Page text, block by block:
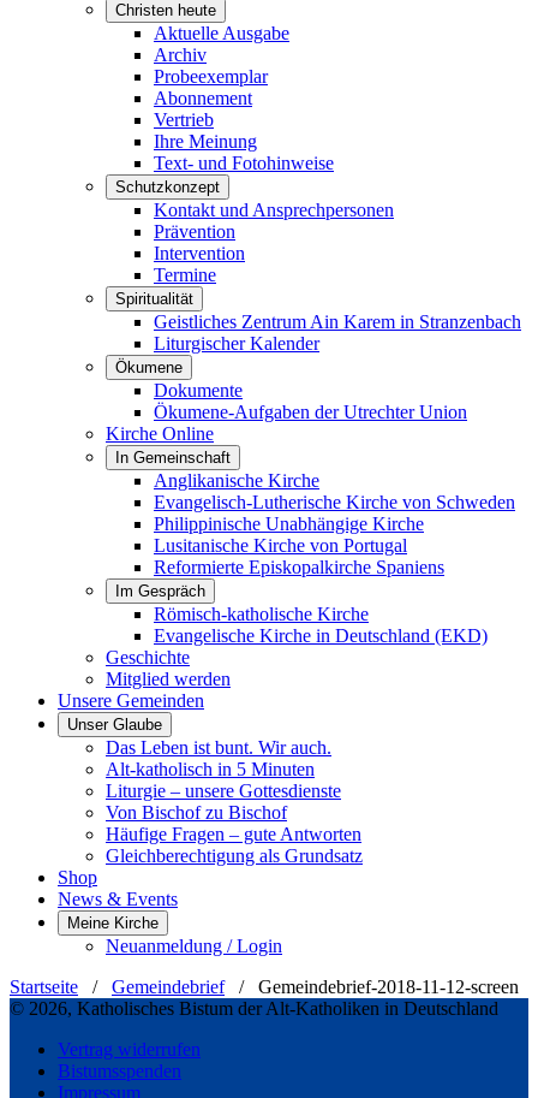
Christen heute
Aktuelle Ausgabe
Archiv
Probeexemplar
Abonnement
Vertrieb
Ihre Meinung
Text- und Fotohinweise
Schutzkonzept
Kontakt und Ansprechpersonen
Prävention
Intervention
Termine
Spiritualität
Geistliches Zentrum Ain Karem in Stranzenbach
Liturgischer Kalender
Ökumene
Dokumente
Ökumene-Aufgaben der Utrechter Union
Kirche Online
In Gemeinschaft
Anglikanische Kirche
Evangelisch-Lutherische Kirche von Schweden
Philippinische Unabhängige Kirche
Lusitanische Kirche von Portugal
Reformierte Episkopalkirche Spaniens
Im Gespräch
Römisch-katholische Kirche
Evangelische Kirche in Deutschland (EKD)
Geschichte
Mitglied werden
Unsere Gemeinden
Unser Glaube
Das Leben ist bunt. Wir auch.
Alt-katholisch in 5 Minuten
Liturgie – unsere Gottesdienste
Von Bischof zu Bischof
Häufige Fragen – gute Antworten
Gleichberechtigung als Grundsatz
Shop
News & Events
Meine Kirche
Neuanmeldung / Login
Startseite / Gemeindebrief/ Gemeindebrief-2018-11-12-screen
© 2026, Katholisches Bistum der Alt-Katholiken in Deutschland
Vertrag widerrufen
Bistumsspenden
Impressum